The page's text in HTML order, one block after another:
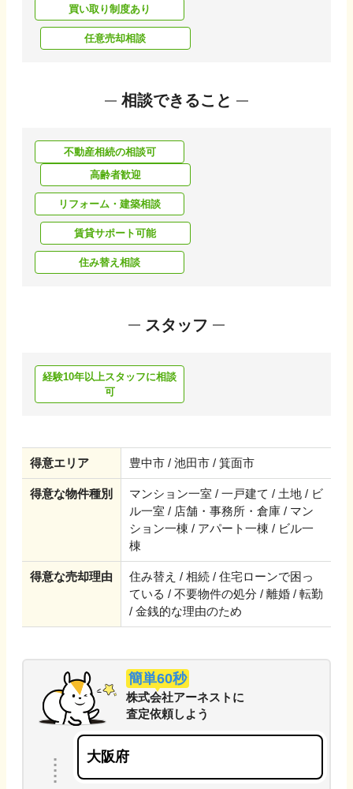
買い取り制度あり
任意売却相談
相談できること
不動産相続の相談可
高齢者歓迎
リフォーム・建築相談
賃貸サポート可能
住み替え相談
スタッフ
経験10年以上スタッフに相談
可
得意エリア 豊中市 / 池田市 / 箕面市
得意な物件種別
マンション一室 / 一戸建て / 土地 / ビ
ル一室 / 店舗・事務所・倉庫 / マン
ション一棟 / アパート一棟 / ビル一
棟
得意な売却理由
住み替え / 相続 / 住宅ローンで困っ
ている / 不要物件の処分 / 離婚 / 転勤
/ 金銭的な理由のため
簡単60秒
株式会社アーネスト に
査定依頼しよう